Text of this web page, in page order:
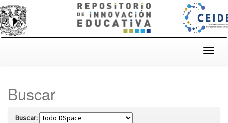
Buscar
Buscar: